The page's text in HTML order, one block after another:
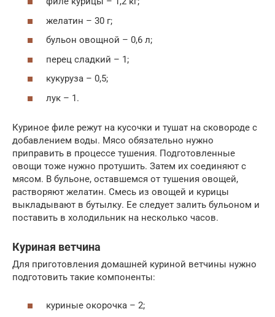
желатин – 30 г;
бульон овощной – 0,6 л;
перец сладкий – 1;
кукуруза – 0,5;
лук – 1.
Куриное филе режут на кусочки и тушат на сковороде с
добавлением воды. Мясо обязательно нужно
приправить в процессе тушения. Подготовленные
овощи тоже нужно протушить. Затем их соединяют с
мясом. В бульоне, оставшемся от тушения овощей,
растворяют желатин. Смесь из овощей и курицы
выкладывают в бутылку. Ее следует залить бульоном и
поставить в холодильник на несколько часов.
Куриная ветчина
Для приготовления домашней куриной ветчины нужно
подготовить такие компоненты:
куриные окорочка – 2;